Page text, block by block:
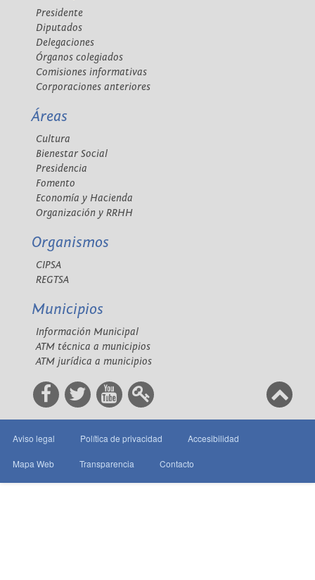
Presidente
Diputados
Delegaciones
Órganos colegiados
Comisiones informativas
Corporaciones anteriores
Áreas
Cultura
Bienestar Social
Presidencia
Fomento
Economía y Hacienda
Organización y RRHH
Organismos
CIPSA
REGTSA
Municipios
Información Municipal
ATM técnica a municipios
ATM jurídica a municipios
Aviso legal Política de privacidad Accesibilidad
Mapa Web Transparencia Contacto